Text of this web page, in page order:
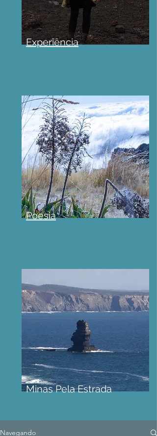
Experiência
Poesia
Minas Pela Estrada
Navegando